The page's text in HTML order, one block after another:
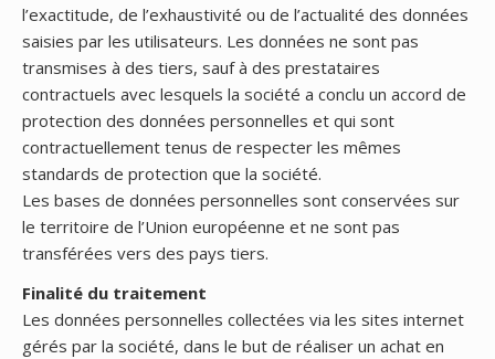
l’exactitude, de l’exhaustivité ou de l’actualité des données
saisies par les utilisateurs. Les données ne sont pas
transmises à des tiers, sauf à des prestataires
contractuels avec lesquels la société a conclu un accord de
protection des données personnelles et qui sont
contractuellement tenus de respecter les mêmes
standards de protection que la société.
Les bases de données personnelles sont conservées sur
le territoire de l’Union européenne et ne sont pas
transférées vers des pays tiers.
Finalité du traitement
Les données personnelles collectées via les sites internet
gérés par la société, dans le but de réaliser un achat en